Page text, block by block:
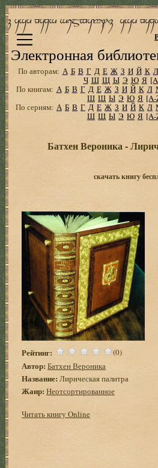
Электронная
По авторам: А Б В Г Д Е Ж З И Й К Л
Ч Ш Щ Ы Э Ю Я
По книгам: А Б В Г Д Е Ж З И Й К Л
Ш Щ Ы Э Ю Я
По сериям: А Б В Г Д Е Ж З И Й К Л
Ш Щ Ы Э Ю Я
Батхен Вероника -
скачать книгу
Рейтинг: (0)
Автор: Батхен Вероника
Название: Лирическая палитра
Жанр: Неотсортированное
Читать книгу Online